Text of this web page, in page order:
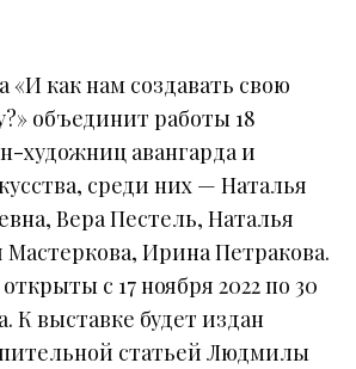
«И как нам создавать свою
объединит работы 18
художниц авангарда и
среди них — Наталья
Вера Пестель, Наталья
Ирина Петракова.
с 17 ноября 2022 по 30
К выставке будет издан
статьей Людмилы